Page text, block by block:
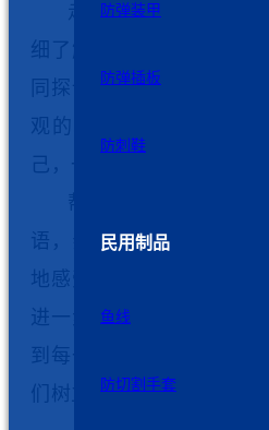
防弹装甲
防弹插板
防刺鞋
民用制品
鱼线
防切割手套
走访慰问中，工会代
细了解他们的工作、生活
同探讨应对困难的方法和
观的心态，要相信单位
己，一定能够克服暂时的
帮扶纾困无小事，服
语，亲切的握手，让困难
地感受到
进一步完善帮扶措施，切实
到每一位困难职工，
们树立生活的信心